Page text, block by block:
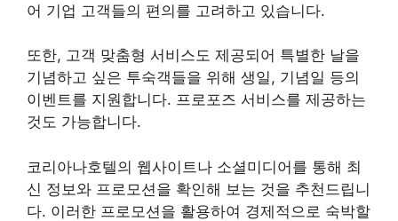
어 기업 고객들의 편의를 고려하고 있습니다.
또한, 고객 맞춤형 서비스도 제공되어 특별한 날을
기념하고 싶은 투숙객들을 위해 생일, 기념일 등의
이벤트를 지원합니다. 프로포즈 서비스를 제공하는
것도 가능합니다.
코리아나호텔의 웹사이트나 소셜미디어를 통해 최
신 정보와 프로모션을 확인해 보는 것을 추천드립니
다. 이러한 프로모션을 활용하여 경제적으로 숙박할